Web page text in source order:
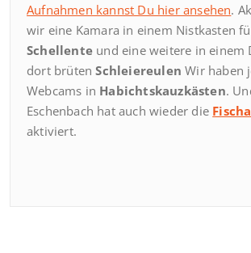
Aufnahmen kannst Du hier ansehen.
wir eine Kamara in einem Nistkasten
Schellente und eine weitere in einem
dort brütenSchleiereulen Wir haben
Webcams in Habichtskauzkästen.
Eschenbach hat auch wieder die
aktiviert.